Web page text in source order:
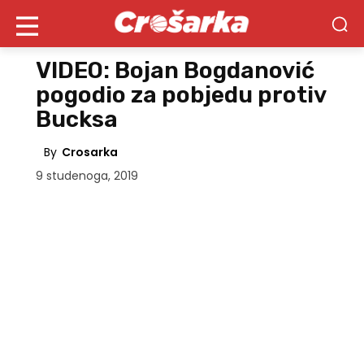
VIDEO: Bojan Bogdanović
pogodio za pobjedu protiv
Bucksa
By Crosarka
9 studenoga, 2019